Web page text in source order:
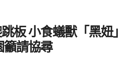
板 小食蟻獸「黑妞」
籲請協尋